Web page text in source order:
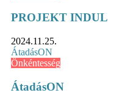
PROJEKT INDUL
2024.11.25.
ÁtadásON
Önkéntesség
ÁtadásON